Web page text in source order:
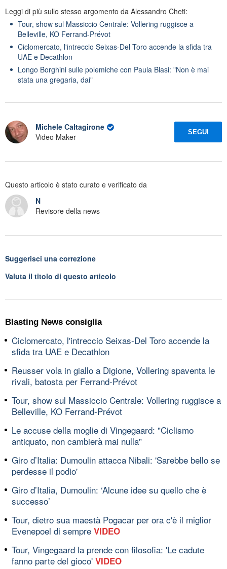
Leggi di più sullo stesso argomento da Alessandro Cheti:
Tour, show sul Massiccio Centrale: Vollering ruggisce a
Belleville, KO Ferrand-Prévot
Ciclomercato, l'intreccio Seixas-Del Toro accende la sfida tra
UAE e Decathlon
Longo Borghini sulle polemiche con Paula Blasi: "Non è mai
stata una gregaria, dai"
Michele Caltagirone
Video Maker
SEGUI
Questo articolo è stato curato e verificato da
N
Revisore della news
Suggerisci una correzione
Valuta il titolo di questo articolo
Blasting News consiglia
Ciclomercato, l'intreccio Seixas-Del Toro accende la
sfida tra UAE e Decathlon
Reusser vola in giallo a Digione, Vollering spaventa le
rivali, batosta per Ferrand-Prévot
Tour, show sul Massiccio Centrale: Vollering ruggisce a
Belleville, KO Ferrand-Prévot
Le accuse della moglie di Vingegaard: "Ciclismo
antiquato, non cambierà mai nulla"
Giro d’Italia: Dumoulin attacca Nibali: 'Sarebbe bello se
perdesse il podio'
Giro d’Italia, Dumoulin: ‘Alcune idee su quello che è
successo’
Tour, dietro sua maestà Pogacar per ora c'è il miglior
Evenepoel di sempre VIDEO
Tour, Vingegaard la prende con filosofia: 'Le cadute
fanno parte del gioco' VIDEO